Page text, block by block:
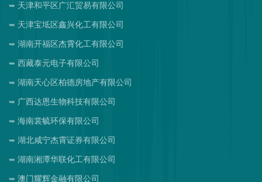
天津和平区广汇贸易有限公司
天津宝坻区鑫兴化工有限公司
湖南开福区杰霄化工有限公司
西藏泰元电子有限公司
湖南天心区柏德房地产有限公司
广西达恩生物科技有限公司
海南裳毓环保有限公司
湖北咸宁杰霄证券有限公司
湖南湘潭华联化工有限公司
澳门耀辉金融有限公司